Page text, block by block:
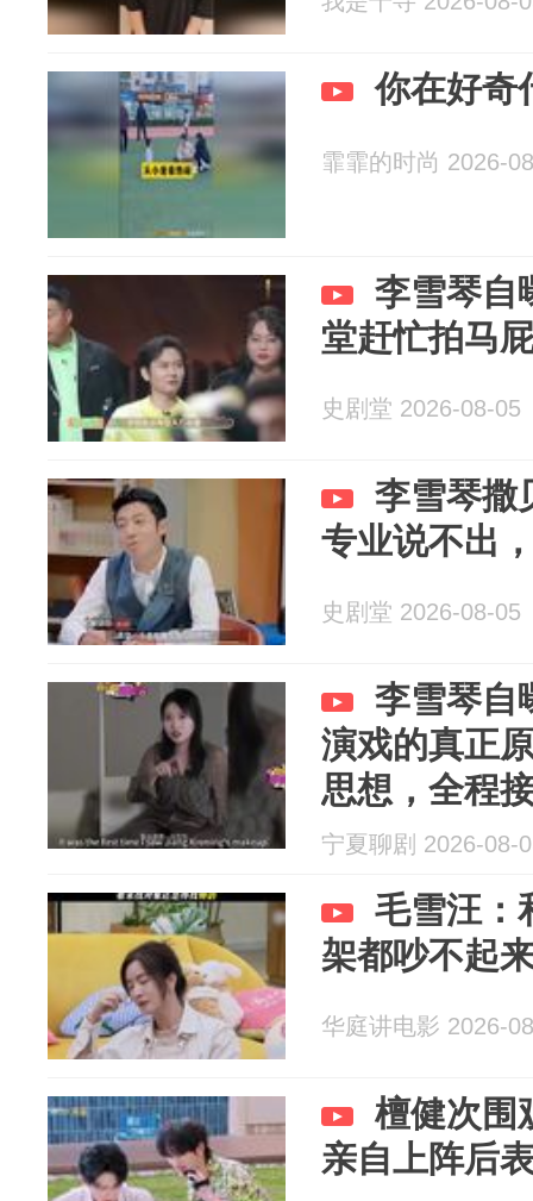
你在好奇
霏霏的时尚 2026-
李雪琴自
堂赶忙拍马
史剧堂 2026-08-05
李雪琴撒
专业说不出
史剧堂 2026-08-05
李雪琴自
演戏的真正
思想，全程
宁夏聊剧 2026-08-
毛雪汪：
架都吵不起
华庭讲电影 2026-
檀健次围
亲自上阵后